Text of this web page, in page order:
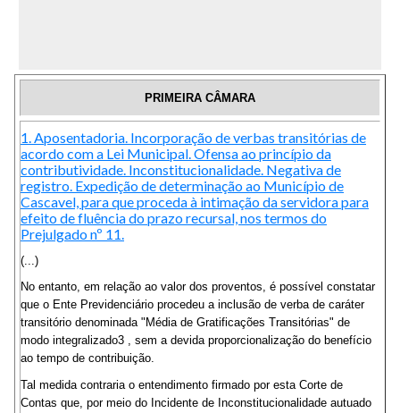
PRIMEIRA CÂMARA
1. Aposentadoria. Incorporação de verbas transitórias de
acordo com a Lei Municipal. Ofensa ao princípio da
contributividade. Inconstitucionalidade. Negativa de
registro. Expedição de determinação ao Município de
Cascavel, para que proceda à intimação da servidora para
efeito de fluência do prazo recursal, nos termos do
Prejulgado nº 11.
(...)
No entanto, em relação ao valor dos proventos, é possível constatar
que o Ente Previdenciário procedeu a inclusão de verba de caráter
transitório denominada "Média de Gratificações Transitórias" de
modo integralizado3 , sem a devida proporcionalização do benefício
ao tempo de contribuição.
Tal medida contraria o entendimento firmado por esta Corte de
Contas que, por meio do Incidente de Inconstitucionalidade autuado